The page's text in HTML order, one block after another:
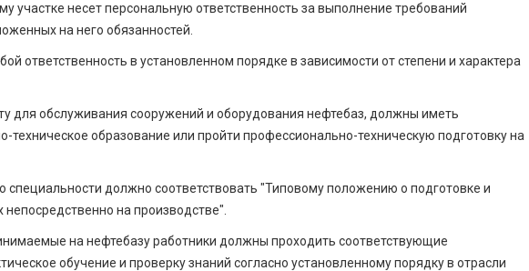
участке несет персональную ответственность за выполнение требований
на него обязанностей.
ответственность в установленном порядке в зависимости от степени и характера
для обслуживания сооружений и оборудования нефтебаз, должны иметь
образование или пройти профессионально-техническую под­готовку на
специальности должно соответствовать "Типовому положению о подготовке и
на производстве".
на нефтебазу работники должны проходить соответствующие
обучение и проверку знаний согласно установленному порядку в отрасли